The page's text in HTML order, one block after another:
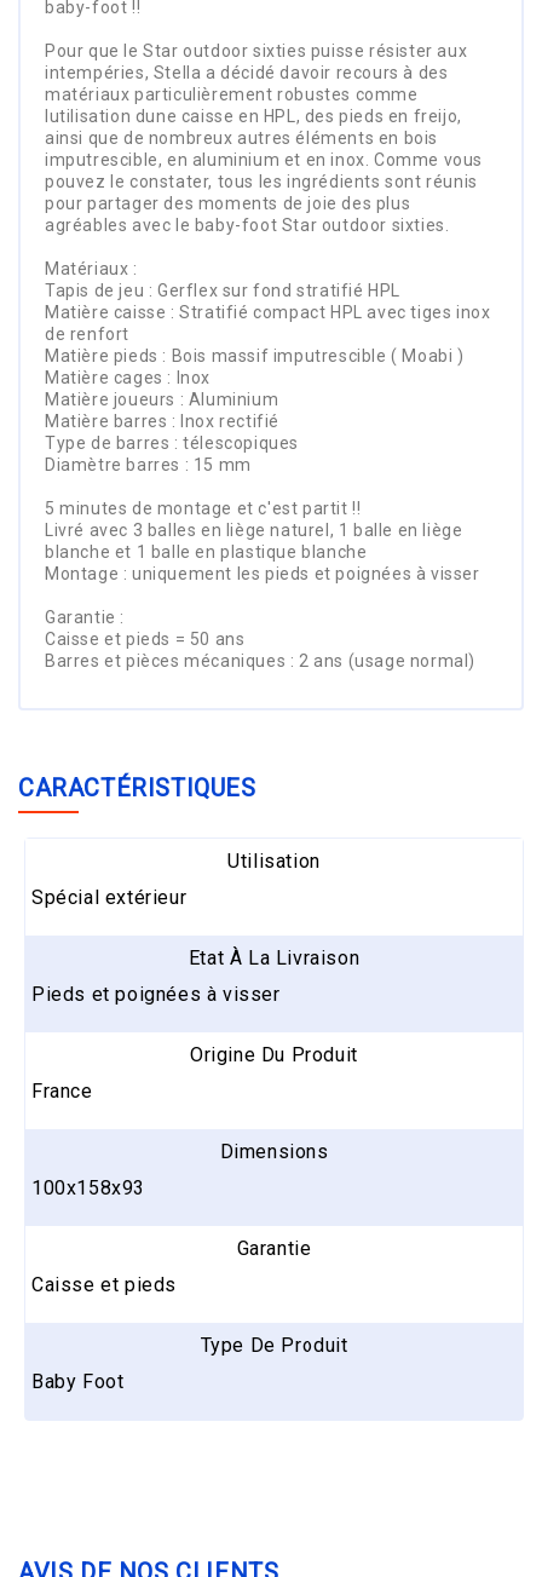
baby-foot !!
Pour que le Star outdoor sixties puisse résister aux
intempéries, Stella a décidé davoir recours à des
matériaux particulièrement robustes comme
lutilisation dune caisse en HPL, des pieds en freijo,
ainsi que de nombreux autres éléments en bois
imputrescible, en aluminium et en inox. Comme vous
pouvez le constater, tous les ingrédients sont réunis
pour partager des moments de joie des plus
agréables avec le baby-foot Star outdoor sixties.
Matériaux :
Tapis de jeu : Gerflex sur fond stratifié HPL
Matière caisse : Stratifié compact HPL avec tiges inox
de renfort
Matière pieds : Bois massif imputrescible ( Moabi )
Matière cages : Inox
Matière joueurs : Aluminium
Matière barres : Inox rectifié
Type de barres : télescopiques
Diamètre barres : 15 mm
5 minutes de montage et c'est partit !!
Livré avec 3 balles en liège naturel, 1 balle en liège
blanche et 1 balle en plastique blanche
Montage : uniquement les pieds et poignées à visser
Garantie :
Caisse et pieds = 50 ans
Barres et pièces mécaniques : 2 ans (usage normal)
CARACTÉRISTIQUES
Utilisation
Spécial extérieur
Etat À La Livraison
Pieds et poignées à visser
Origine Du Produit
France
Dimensions
100x158x93
Garantie
Caisse et pieds
Type De Produit
Baby Foot